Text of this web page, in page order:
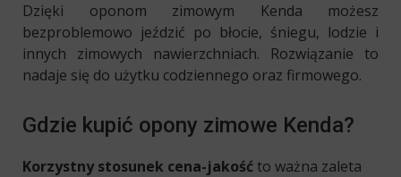
Dzięki oponom zimowym Kenda możesz
bezproblemowo jeździć po błocie, śniegu, lodzie i
innych zimowych nawierzchniach. Rozwiązanie to
nadaje się do użytku codziennego oraz firmowego.
Gdzie kupić opony zimowe Kenda?
Korzystny stosunek cena-jakość to ważna zaleta